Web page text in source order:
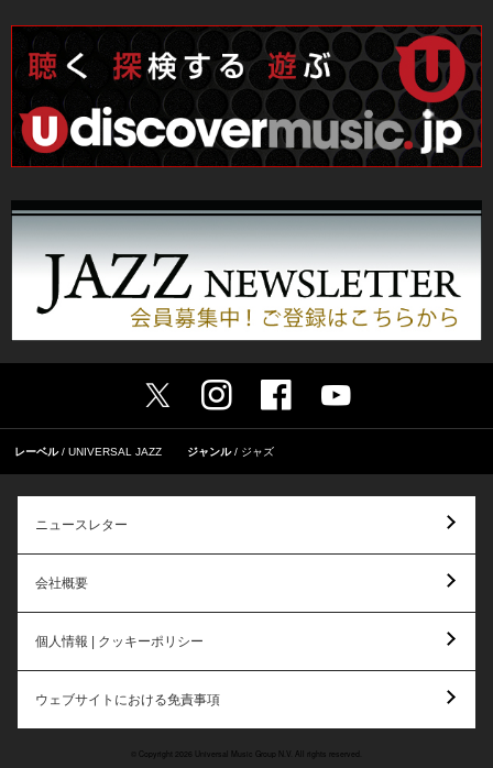
レーベル UNIVERSAL JAZZ ジャンル ジャズ
ニュースレター
会社概要
個人情報 | クッキーポリシー
ウェブサイトにおける免責事項
© Copyright 2026 Universal Music Group N.V. All rights reserved.